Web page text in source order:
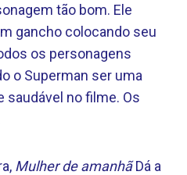
tão bom. Ele
gancho colocando seu
os personagens
o Superman ser uma
saudável no filme. Os
Mulher de amanhãDá a